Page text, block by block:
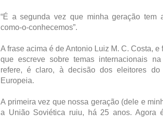
“É a segunda vez que minha geração tem
como-o-conhecemos”.
A frase acima é de Antonio Luiz M. C. Costa,
que escreve sobre temas internacionais
refere, é claro, à decisão dos eleitores
Europeia.
A primeira vez que nossa geração (dele e
a União Soviética ruiu, há 25 anos. Agora